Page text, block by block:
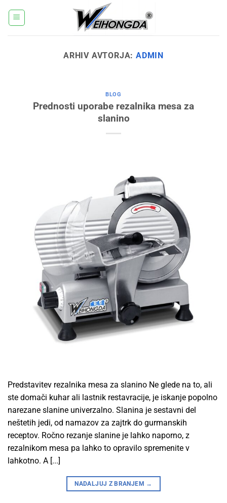
ARHIV AVTORJA: ADMIN
BLOG
Prednosti uporabe rezalnika mesa za
slanino
Predstavitev rezalnika mesa za slanino Ne glede na to, ali
ste domači kuhar ali lastnik restavracije, je iskanje popolno
narezane slanine univerzalno. Slanina je sestavni del
neštetih jedi, od namazov za zajtrk do gurmanskih
receptov. Ročno rezanje slanine je lahko naporno, z
rezalnikom mesa pa lahko to opravilo spremenite v
lahkotno. A [...]
NADALJUJ Z BRANJEM →